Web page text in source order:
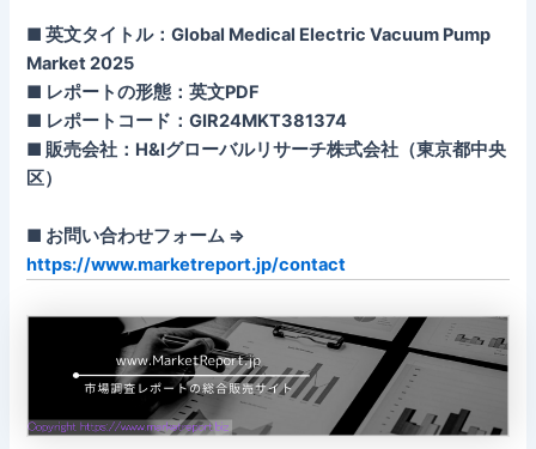
■ 英文タイトル：Global Medical Electric Vacuum Pump
Market 2025
■ レポートの形態：英文PDF
■ レポートコード：GIR24MKT381374
■ 販売会社：H&Iグローバルリサーチ株式会社（東京都中央
区）
■ お問い合わせフォーム ⇒
https://www.marketreport.jp/contact